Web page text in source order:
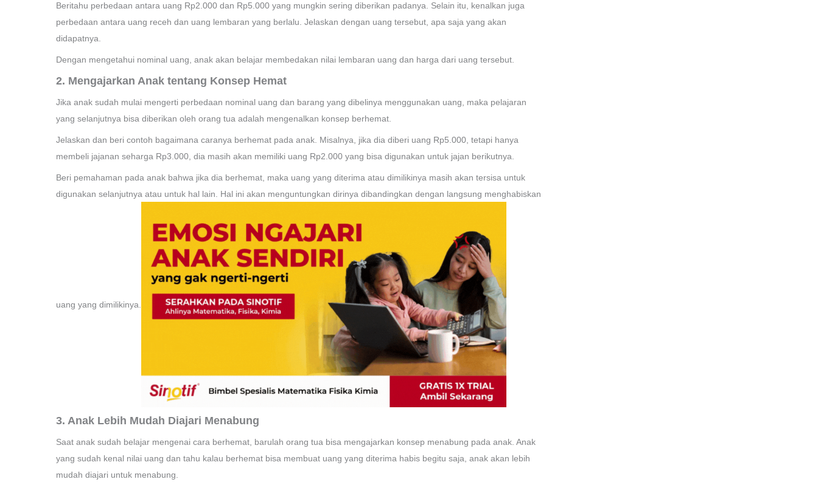
Beritahu perbedaan antara uang Rp2.000 dan Rp5.000 yang mungkin sering diberikan padanya. Selain itu, kenalkan juga
perbedaan antara uang receh dan uang lembaran yang berlalu. Jelaskan dengan uang tersebut, apa saja yang akan
didapatnya.
Dengan mengetahui nominal uang, anak akan belajar membedakan nilai lembaran uang dan harga dari uang tersebut.
2. Mengajarkan Anak tentang Konsep Hemat
Jika anak sudah mulai mengerti perbedaan nominal uang dan barang yang dibelinya menggunakan uang, maka pelajaran
yang selanjutnya bisa diberikan oleh orang tua adalah mengenalkan konsep berhemat.
Jelaskan dan beri contoh bagaimana caranya berhemat pada anak. Misalnya, jika dia diberi uang Rp5.000, tetapi hanya
membeli jajanan seharga Rp3.000, dia masih akan memiliki uang Rp2.000 yang bisa digunakan untuk jajan berikutnya.
Beri pemahaman pada anak bahwa jika dia berhemat, maka uang yang diterima atau dimilikinya masih akan tersisa untuk
digunakan selanjutnya atau untuk hal lain. Hal ini akan menguntungkan dirinya dibandingkan dengan langsung menghabiskan
uang yang dimilikinya.
3. Anak Lebih Mudah Diajari Menabung
Saat anak sudah belajar mengenai cara berhemat, barulah orang tua bisa mengajarkan konsep menabung pada anak. Anak
yang sudah kenal nilai uang dan tahu kalau berhemat bisa membuat uang yang diterima habis begitu saja, anak akan lebih
mudah diajari untuk menabung.